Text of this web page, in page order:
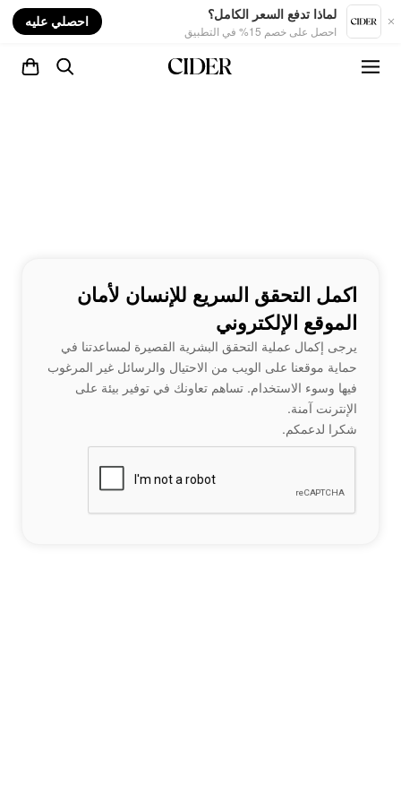
لماذا تدفع السعر الكامل؟
احصل على خصم 15% في التطبيق
احصلي عليه
اكمل التحقق السريع للإنسان لأمان
الموقع الإلكتروني
يرجى إكمال عملية التحقق البشرية القصيرة لمساعدتنا في
حماية موقعنا على الويب من الاحتيال والرسائل غير المرغوب
فيها وسوء الاستخدام. تساهم تعاونك في توفير بيئة على
الإنترنت آمنة.
شكرا لدعمكم.